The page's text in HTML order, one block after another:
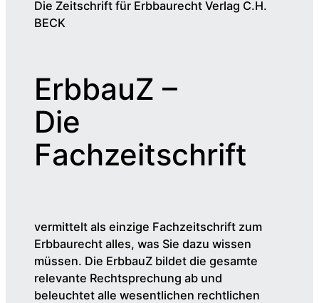
Die Zeitschrift für Erbbaurecht Verlag C.H.
BECK
ErbbauZ –
Die
Fachzeitschrift
vermittelt als einzige Fachzeitschrift zum
Erbbaurecht alles, was Sie dazu wissen
müssen. Die ErbbauZ bildet die gesamte
relevante Rechtsprechung ab und
beleuchtet alle wesentlichen rechtlichen